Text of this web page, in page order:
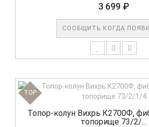
3 699 ₽
СООБЩИТЬ КОГДА
TOP
Топор-колун Вихрь К2700Ф,
топорище 73/2/...